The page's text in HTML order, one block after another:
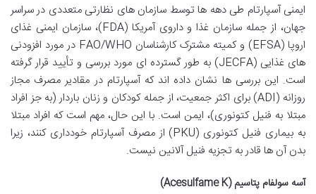
ایمنی آسپارتام طی دهه ها توسط سازمان های نظارتی متعددی در سراسر
جهان، از جمله سازمان غذا و داروی آمریکا (FDA)، سازمان ایمنی غذای
اروپا (EFSA) و کمیته مشترک کارشناسان FAO/WHO در مورد افزودنی
های غذایی (JECFA) به طور گسترده ای مورد بررسی و تأیید قرار گرفته
است. این بررسی ها نشان داده اند که آسپارتام در مقادیر مصرف مجاز
روزانه (ADI) برای اکثر جمعیت، از جمله کودکان و زنان باردار (به جز افراد
مبتلا به فنیل کتونوری)، ایمن است. با این حال، مهم است که افراد مبتلا
به بیماری فنیل کتونوری (PKU) از مصرف آسپارتام خودداری کنند، زیرا
بدن آن ها قادر به تجزیه فنیل آلانین نیست.
آسه سولفام پتاسیم (Acesulfame K)